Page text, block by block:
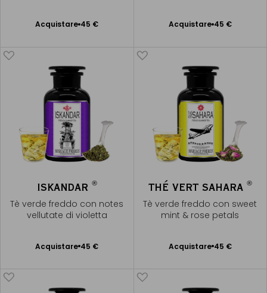
Acquistare 45 €
Aggiungere
Acquistare 45 €
Aggiungere
ISKANDAR ®
Tè verde freddo con notes
vellutate di violetta
Acquistare 45 €
Aggiungere
THÉ VERT SAHARA ®
Tè verde freddo con sweet
mint & rose petals
Acquistare 45 €
Aggiungere